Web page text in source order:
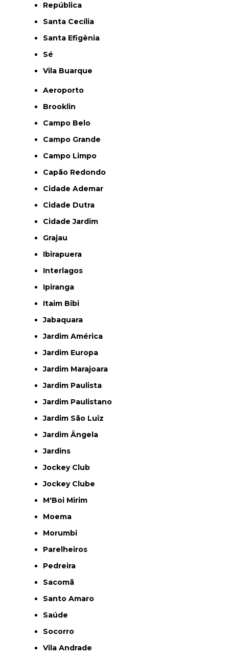
República
Santa Cecília
Santa Efigênia
Sé
Vila Buarque
Aeroporto
Brooklin
Campo Belo
Campo Grande
Campo Limpo
Capão Redondo
Cidade Ademar
Cidade Dutra
Cidade Jardim
Grajau
Ibirapuera
Interlagos
Ipiranga
Itaim Bibi
Jabaquara
Jardim América
Jardim Europa
Jardim Marajoara
Jardim Paulista
Jardim Paulistano
Jardim São Luiz
Jardim Ângela
Jardins
Jockey Club
Jockey Clube
M'Boi Mirim
Moema
Morumbi
Parelheiros
Pedreira
Sacomã
Santo Amaro
Saúde
Socorro
Vila Andrade